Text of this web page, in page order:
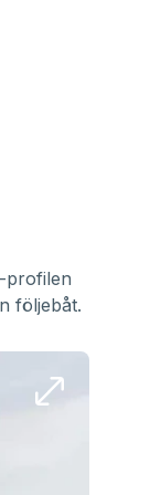
profilen
följebåt.